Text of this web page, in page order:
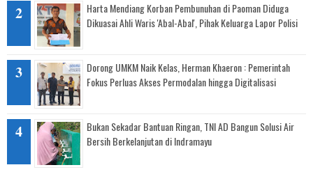
Harta Mendiang Korban Pembunuhan di Paoman Diduga
Dikuasai Ahli Waris 'Abal-Abal', Pihak Keluarga Lapor Polisi
Dorong UMKM Naik Kelas, Herman Khaeron : Pemerintah
Fokus Perluas Akses Permodalan hingga Digitalisasi
Bukan Sekadar Bantuan Ringan, TNI AD Bangun Solusi Air
Bersih Berkelanjutan di Indramayu